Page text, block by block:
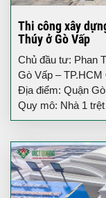
Thi công xây
Thúy ở Gò Vấp
Chủ đầu tư: Phan
Gò Vấp –
Địa điểm: Quận
Quy mô: Nhà 1